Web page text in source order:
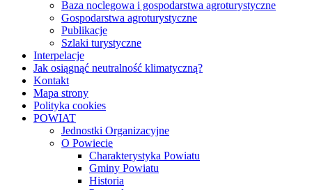
Baza noclegowa i gospodarstwa agroturystyczne
Gospodarstwa agroturystyczne
Publikacje
Szlaki turystyczne
Interpelacje
Jak osiągnąć neutralność klimatyczną?
Kontakt
Mapa strony
Polityka cookies
POWIAT
Jednostki Organizacyjne
O Powiecie
Charakterystyka Powiatu
Gminy Powiatu
Historia